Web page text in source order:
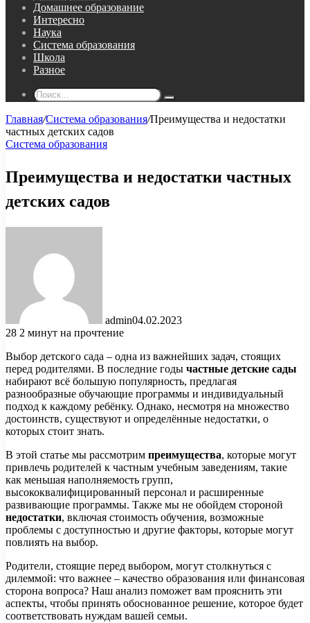
Домашнее образование
Интересно
Наука
Система образования
Школа
Разное
Поиск...
Главная/Система образования/Преимущества и недостатки
частных детских садов
Система образования
Преимущества и недостатки частных
детских садов
admin04.02.2023
28 2 минут на прочтение
Выбор детского сада – одна из важнейших задач, стоящих
перед родителями. В последние годы частные детские сады
набирают всё большую популярность, предлагая
разнообразные обучающие программы и индивидуальный
подход к каждому ребёнку. Однако, несмотря на множество
достоинств, существуют и определённые недостатки, о
которых стоит знать.
В этой статье мы рассмотрим преимущества, которые могут
привлечь родителей к частным учебным заведениям, такие
как меньшая наполняемость групп,
высококвалифицированный персонал и расширенные
развивающие программы. Также мы не обойдем стороной
недостатки, включая стоимость обучения, возможные
проблемы с доступностью и другие факторы, которые могут
повлиять на выбор.
Родители, стоящие перед выбором, могут столкнуться с
дилеммой: что важнее – качество образования или финансовая
сторона вопроса? Наш анализ поможет вам прояснить эти
аспекты, чтобы принять обоснованное решение, которое будет
соответствовать нуждам вашей семьи.